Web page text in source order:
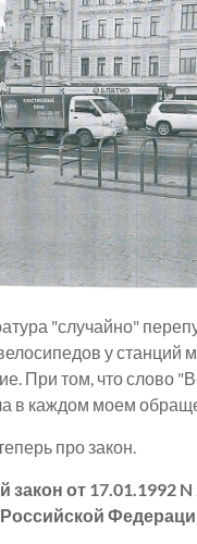
"случайно"
у станций
При том, что слово
в каждом моем
про закон.
от 17.01.1992